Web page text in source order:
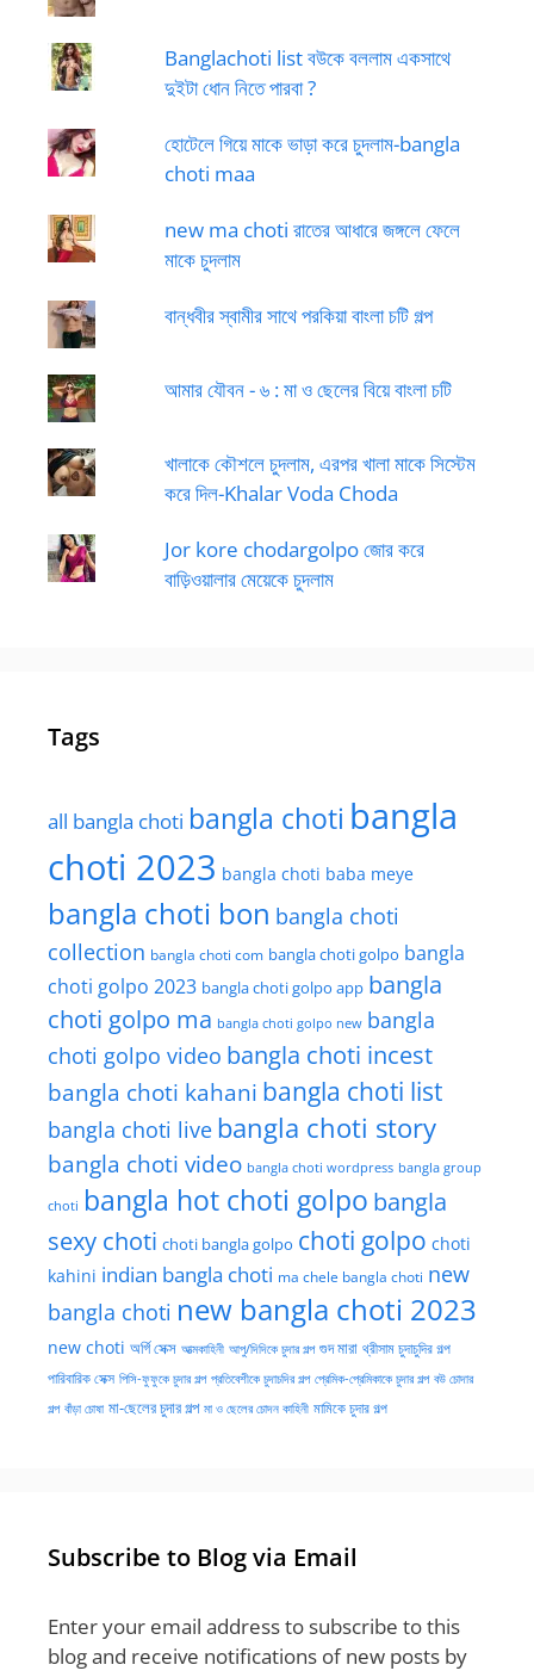
Banglachoti list বউকে বললাম একসাথে
দুইটা ধোন নিতে পারবা ?
হোটেলে গিয়ে মাকে ভাড়া করে চুদলাম-bangla
choti maa
new ma choti রাতের আধারে জঙ্গলে ফেলে
মাকে চুদলাম
বান্ধবীর স্বামীর সাথে পরকিয়া বাংলা চটি গল্প
আমার যৌবন - ৬ : মা ও ছেলের বিয়ে বাংলা চটি
খালাকে কৌশলে চুদলাম, এরপর খালা মাকে সিস্টেম
করে দিল-Khalar Voda Choda
Jor kore chodargolpo জোর করে
বাড়িওয়ালার মেয়েকে চুদলাম
Tags
all bangla choti bangla choti bangla
choti 2023 bangla choti baba meye
bangla choti bon bangla choti
collection bangla choti com bangla choti golpo bangla
choti golpo 2023 bangla choti golpo app bangla
choti golpo ma bangla choti golpo new bangla
choti golpo video bangla choti incest
bangla choti kahani bangla choti list
bangla choti live bangla choti story
bangla choti video bangla choti wordpress bangla group
choti bangla hot choti golpo bangla
sexy choti choti bangla golpo choti golpo choti
kahini indian bangla choti ma chele bangla choti new
bangla choti new bangla choti 2023
new choti অর্গি সেক্স আত্মকাহিনী আপু/দিদিকে চুদার গল্প গুদ মারা থ্রীসাম চুদাচুদির গল্প
পারিবারিক সেক্স পিসি-ফুফুকে চুদার গল্প প্রতিবেশীকে চুদাচদির গল্প প্রেমিক-প্রেমিকাকে চুদার গল্প বউ চোদার
গল্প বাঁড়া চোষা মা-ছেলের চুদার গল্প মা ও ছেলের চোদন কাহিনী মামিকে চুদার গল্প
Subscribe to Blog via Email
Enter your email address to subscribe to this
blog and receive notifications of new posts by